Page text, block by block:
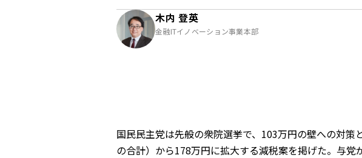
木内 登英
金融ITイノベーション事業本部
国民民主党は先般の衆院選挙で、103万円の壁への対
の合計）から178万円に拡大する減税案を掲げた。与